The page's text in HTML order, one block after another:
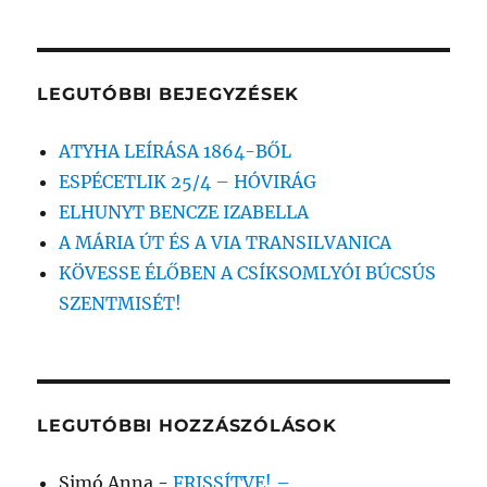
kifejezésre:
LEGUTÓBBI BEJEGYZÉSEK
ATYHA LEÍRÁSA 1864-BŐL
ESPÉCETLIK 25/4 – HÓVIRÁG
ELHUNYT BENCZE IZABELLA
A MÁRIA ÚT ÉS A VIA TRANSILVANICA
KÖVESSE ÉLŐBEN A CSÍKSOMLYÓI BÚCSÚS
SZENTMISÉT!
LEGUTÓBBI HOZZÁSZÓLÁSOK
Simó Anna -FRISSÍTVE! –